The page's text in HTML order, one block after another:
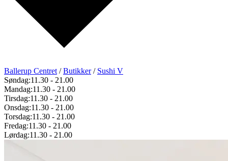
Ballerup Centret /Butikker/ Sushi V
Søndag:11.30 - 21.00
Mandag:11.30 - 21.00
Tirsdag:11.30 - 21.00
Onsdag:11.30 - 21.00
Torsdag:11.30 - 21.00
Fredag:11.30 - 21.00
Lørdag:11.30 - 21.00